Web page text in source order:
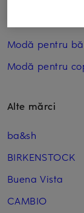
Modă pentru
Modă pentru
Alte mărci
ba&sh
BIRKENSTOCK
Buena Vista
CAMBIO